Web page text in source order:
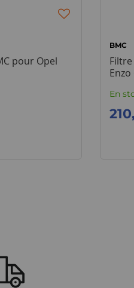
pour Opel
BMC
Enzo
En